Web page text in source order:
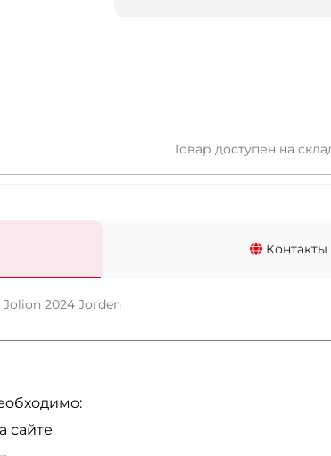
Товар доступен на
Контакты
2024 Jorden
сайте